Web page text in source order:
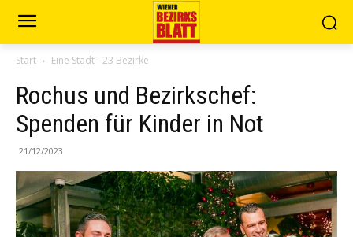
Start Eine Stadt - 23 Bezirke
Rochus und Bezirkschef:
Spenden für Kinder in Not
21/12/2023